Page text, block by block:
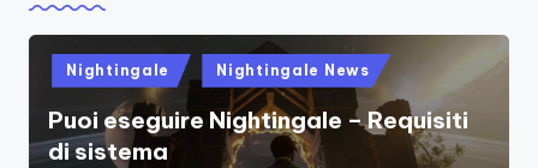
Posted
in
Nightingale Nightingale News
Puoi eseguire Nightingale – Requisiti
di sistema